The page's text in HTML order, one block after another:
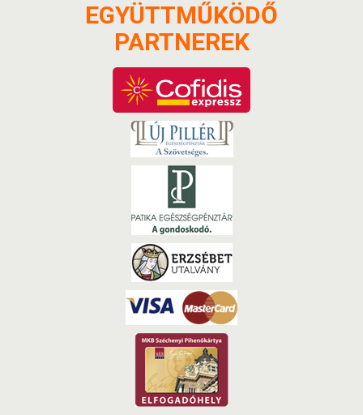
EGYÜTTMŰKÖDŐ
PARTNEREK